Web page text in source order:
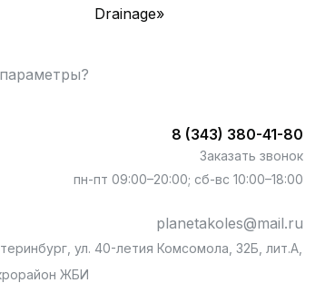
Drainage»
8 (343) 380-41-80
Заказать звонок
пн-пт 09:00–20:00; сб-вс 10:00–18:00
planetakoles@mail.ru
ул. 40-летия Комсомола, 32Б, лит.А,
ЖБИ